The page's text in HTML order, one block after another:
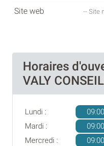
Site web -- Site
Horaires
VALY
Lundi :
Mardi :
Mercredi :